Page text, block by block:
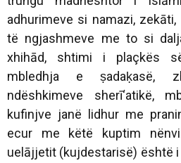
adhurimeve si namazi,
të ngjashmeve me to si
xhihād, shtimi i plaçkës
mbledhja e ṣadaḳasë,
ndëshkimeve sherī‘atikë,
kufinjve janë lidhur me
ecur me këtë kuptim
uelājjetit (kujdestarisë) është